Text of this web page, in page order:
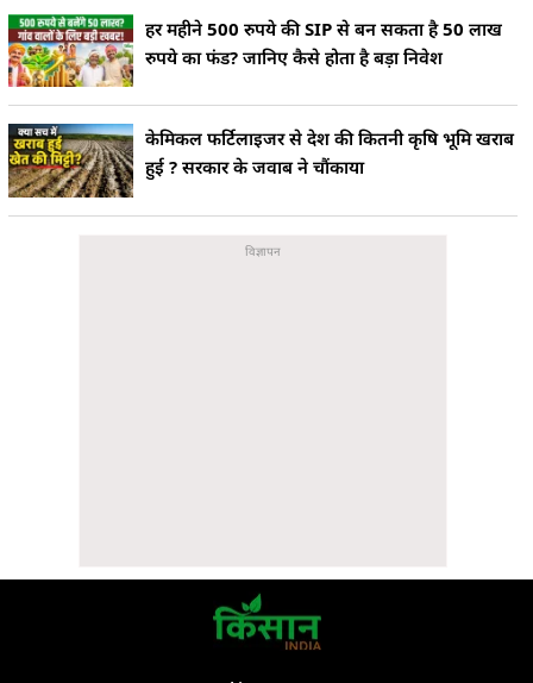
हर महीने 500 रुपये की SIP से बन सकता है 50 लाख
रुपये का फंड? जानिए कैसे होता है बड़ा निवेश
केमिकल फर्टिलाइजर से देश की कितनी कृषि भूमि खराब
हुई ? सरकार के जवाब ने चौंकाया